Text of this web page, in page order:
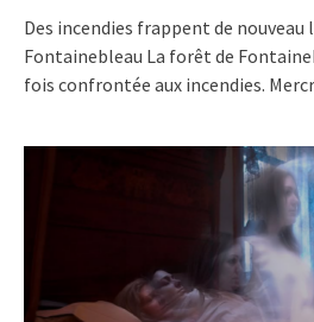
Des incendies frappent de nouveau
Fontainebleau La forêt de
fois confrontée aux incendies.